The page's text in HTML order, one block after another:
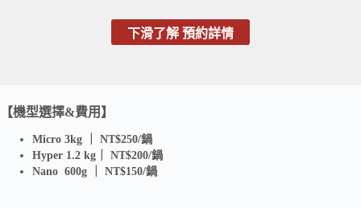
下滑了解 預約詳情
【機型選擇&費用】
Micro 3kg ｜ NT$250/鍋
Hyper 1.2 kg｜ NT$200/鍋
Nano 600g ｜ NT$150/鍋